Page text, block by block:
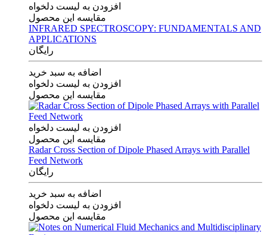
افزودن به لیست دلخواه
مقایسه این محصول
INFRARED SPECTROSCOPY: FUNDAMENTALS AND
APPLICATIONS
رایگان
اضافه به سبد خرید
افزودن به لیست دلخواه
مقایسه این محصول
افزودن به لیست دلخواه
مقایسه این محصول
Radar Cross Section of Dipole Phased Arrays with Parallel
Feed Network
رایگان
اضافه به سبد خرید
افزودن به لیست دلخواه
مقایسه این محصول